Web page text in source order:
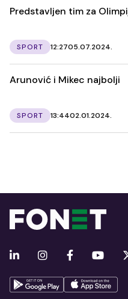
Predstavljen tim za
SPORT 12:2705.07.2024.
Arunović i Mikec najbolji
SPORT 13:4402.01.2024.